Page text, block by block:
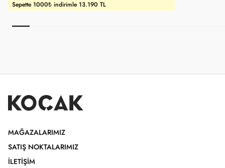
Sepette 1000₺ indirimle 13.190 TL
MAĞAZALARIMIZ
SATIŞ NOKTALARIMIZ
İLETIŞIM